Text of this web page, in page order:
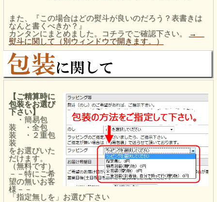
また、『この場合はどの熨斗が良いのだろう？表書きは
なんと書くべきか？』
カンタンにまとめました。コチラでご確認下さい。
→
熨斗に関して（別ウィンドウで開きます。）
【ご精算時に
包装をお選び
下さい】
・簡易包
装 ・全包
装 ・２重包
装
をお選びいた
だけます。
（無料です）
－－特にご希
望の無いお客
様－－
「指定無しを」お選び下さい